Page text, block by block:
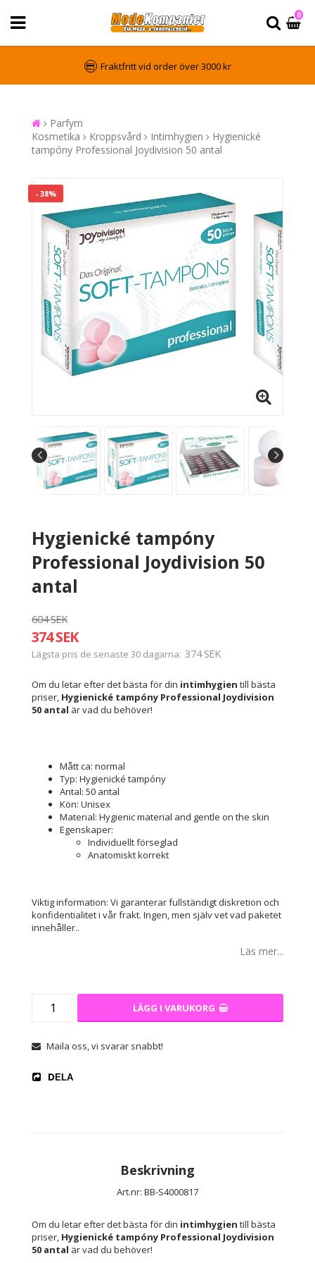
0
Fraktfritt vid order över 3000 kr
Parfym
Kosmetika
Kroppsvård Intimhygien
Hygienické
tampóny Professional Joydivision 50 antal
- 38%
Hygienické tampóny
Professional Joydivision 50
antal
604 SEK
374 SEK
Lägsta pris de senaste 30 dagarna 374 SEK
Om du letar efter det bästa för din intimhygien till bästa
priser, Hygienické tampóny Professional Joydivision
50 antal är vad du behöver!
Mått ca: normal
Typ: Hygienické tampóny
Antal: 50 antal
Kön: Unisex
Material: Hygienic material and gentle on the skin
Egenskaper:
Individuellt förseglad
Anatomiskt korrekt
Viktig information: Vi garanterar fullständigt diskretion och
konfidentialitet i vår frakt. Ingen, men själv vet vad paketet
innehåller..
Läs mer...
LÄGG I VARUKORG
Maila oss, vi svarar snabbt!
DELA
Beskrivning
Art.nr: BB-S4000817
Om du letar efter det bästa för din intimhygien till bästa
priser, Hygienické tampóny Professional Joydivision
50 antal är vad du behöver!